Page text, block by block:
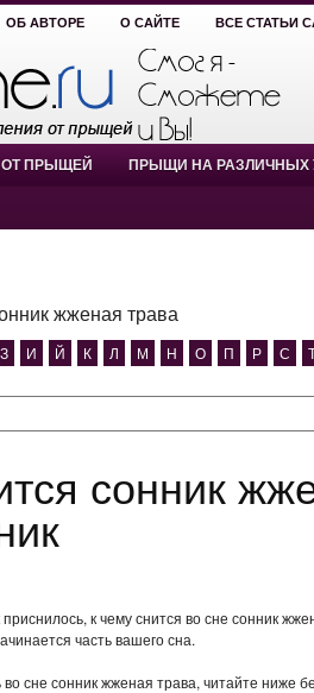
ОБ АВТОРЕ О САЙТЕ ВСЕ СТАТЬИ
ПРЫЩЕЙ ПРЫЩИ НА РАЗЛИЧНЫХ
жженая трава
З И Й К Л М Н О П Р С
приснилось, к чему снится во сне сонник
часть вашего сна.
сне сонник жженая трава, читайте ниже